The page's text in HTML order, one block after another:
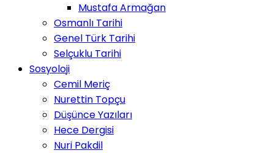
Mustafa Armağan
Osmanlı Tarihi
Genel Türk Tarihi
Selçuklu Tarihi
Sosyoloji
Cemil Meriç
Nurettin Topçu
Düşünce Yazıları
Hece Dergisi
Nuri Pakdil